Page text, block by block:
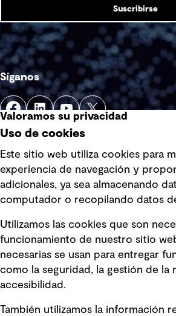
Suscribirse
Síganos
Enlaces rápidos
Política de privacidad Política de
Información legal
Declaraciones de Políticas
Valoramos su privacidad
Uso de cookies
Este sitio web utiliza cookies para
experiencia de navegación y
adicionales, ya sea almacenando
computador o recopilando datos
Utilizamos las cookies que son
funcionamiento de nuestro sitio
necesarias se usan para entregar
como la seguridad, la gestión de la
accesibilidad.
También utilizamos la información